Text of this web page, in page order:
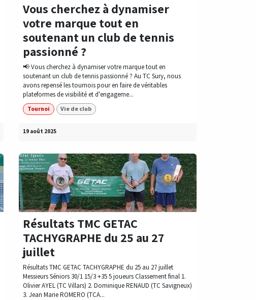
Vous cherchez à dynamiser
votre marque tout en
soutenant un club de tennis
passionné ?
📢 Vous cherchez à dynamiser votre marque tout en
soutenant un club de tennis passionné ? Au TC Sury, nous
avons repensé les tournois pour en faire de véritables
plateformes de visibilité et d'engageme...
Tournoi Vie de club
19 août 2025
Résultats TMC GETAC
TACHYGRAPHE du 25 au 27
juillet
Résultats TMC GETAC TACHYGRAPHE du 25 au 27 juillet
Messieurs Séniors 30/1 15/3 +35 5 joueurs Classement final 1.
Olivier AYEL (TC Villars) 2. Dominique RENAUD (TC Savigneux)
3. Jean Marie ROMERO (TCA...